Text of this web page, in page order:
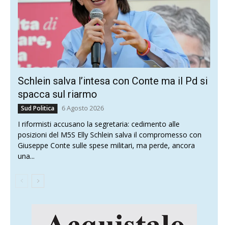
Schlein salva l’intesa con Conte ma il Pd si
spacca sul riarmo
Sud Politica 6 Agosto 2026
I riformisti accusano la segretaria: cedimento alle
posizioni del M5S Elly Schlein salva il compromesso con
Giuseppe Conte sulle spese militari, ma perde, ancora
una...